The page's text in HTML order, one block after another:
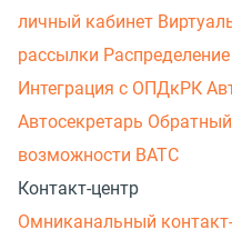
личный кабинет
рассылки
Интеграция с ОПДкРК
Автосекретарь
возможности ВАТС
Контакт-центр
Омниканальный